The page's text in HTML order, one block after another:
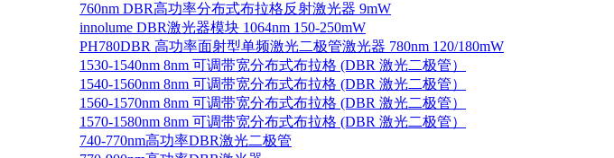
760nm DBR高功率分布式布拉格反射激光器 9mW
innolume DBR激光器模块 1064nm 150-250mW
PH780DBR 高功率面射型单频激光二极管激光器 780nm 120/180mW
1530-1540nm 8nm 可调带宽分布式布拉格 (DBR 激光二极管）
1540-1560nm 8nm 可调带宽分布式布拉格 (DBR 激光二极管）
1560-1570nm 8nm 可调带宽分布式布拉格 (DBR 激光二极管）
1570-1580nm 8nm 可调带宽分布式布拉格 (DBR 激光二极管）
740-770nm高功率DBR激光二极管